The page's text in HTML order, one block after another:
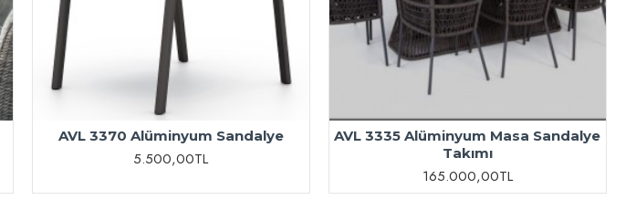
AVL 3370 Alüminyum Sandalye
5.500,00TL
AVL 3335 Alüminyum Masa Sandalye
Takımı
165.000,00TL